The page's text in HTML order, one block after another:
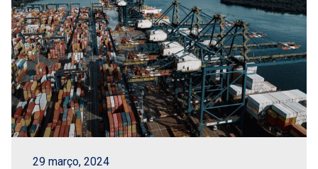
29 março, 2024